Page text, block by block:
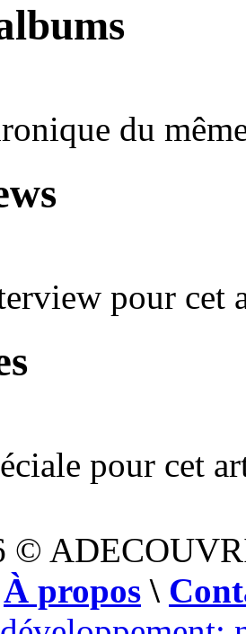
du
pour cet
pour cet
©
À propos \